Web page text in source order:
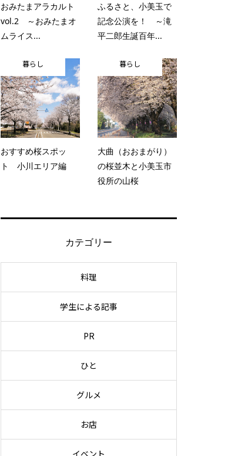
おみたまアラカルト
vol.2 ～おみたまオ
ムライス...
ふるさと、小美玉で
記念公演を！ ～滝
平二郎生誕百年...
暮らし
おすすめ桜スポッ
ト 小川エリア編
暮らし
大曲（おおまがり）
の桜並木と小美玉市
役所の山桜
カテゴリー
料理
学生による記事
PR
ひと
グルメ
お店